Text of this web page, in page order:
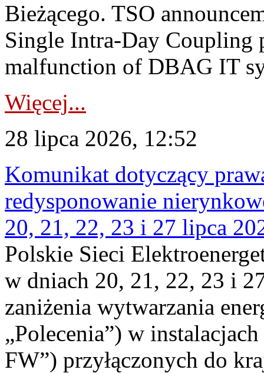
Bieżącego. TSO
Single Intra-Day Coupling
malfunction of DBAG IT
Więcej...
28 lipca 2026, 12:52
Komunikat dotyczący
redysponowanie
20, 21, 22, 23 i 27 lipca
Polskie Sieci
w dniach 20, 21, 22, 23 i
zaniżenia wytwarzania
„Polecenia”) w
FW”) przyłączonych do